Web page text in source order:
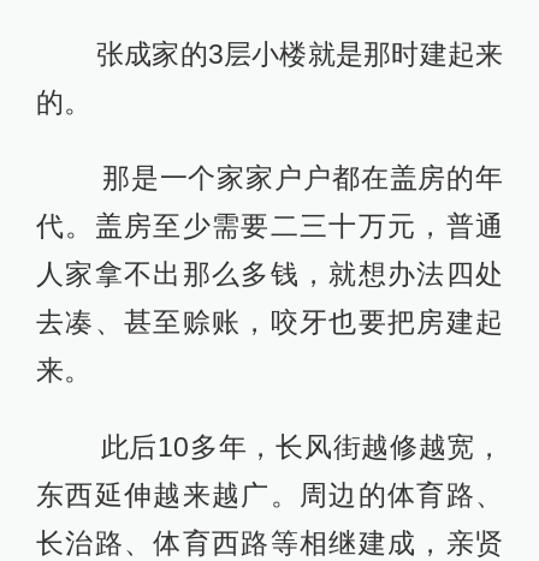
张成家的3层小楼就是那时建起来
的。
那是一个家家户户都在盖房的年
代。盖房至少需要二三十万元，普通
人家拿不出那么多钱，就想办法四处
去凑、甚至赊账，咬牙也要把房建起
来。
此后10多年，长风街越修越宽，
东西延伸越来越广。周边的体育路、
长治路、体育西路等相继建成，亲贤